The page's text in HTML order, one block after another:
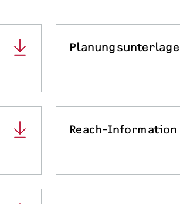
Reach-Information